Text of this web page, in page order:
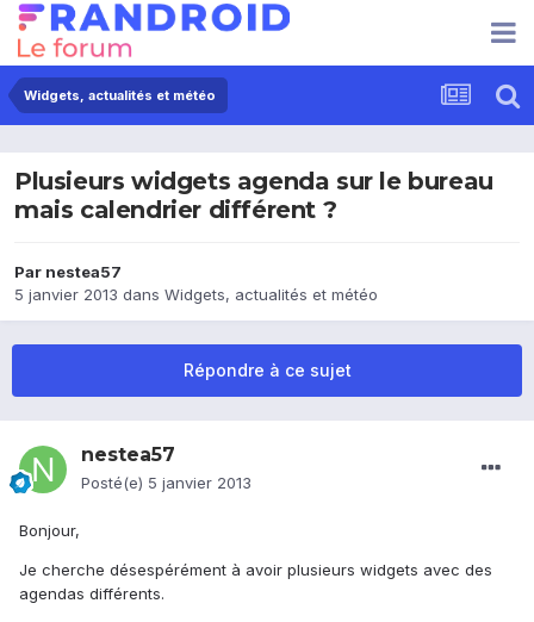
Widgets, actualités et météo
Plusieurs widgets agenda sur le bureau
mais calendrier différent ?
Par nestea57
5 janvier 2013 dans Widgets, actualités et météo
Répondre à ce sujet
nestea57
Posté(e) 5 janvier 2013
Bonjour,
Je cherche désespérément à avoir plusieurs widgets avec des
agendas différents.